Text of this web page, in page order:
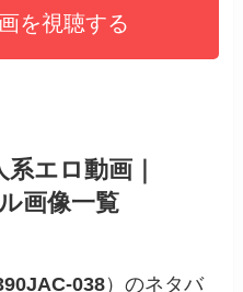
を視聴する
エロ動画｜
画像一覧
038）のネタバ